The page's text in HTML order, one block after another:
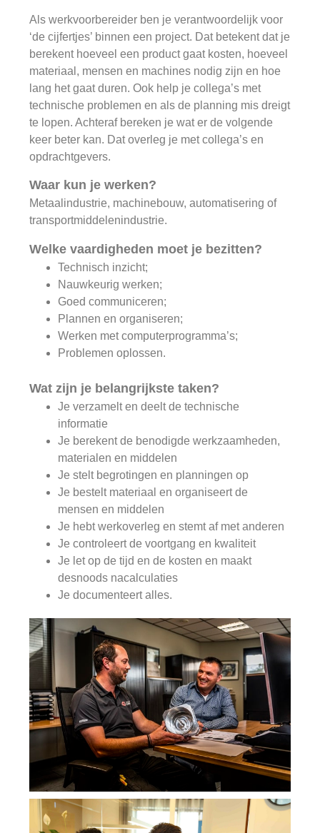
Als werkvoorbereider ben je verantwoordelijk voor
‘de cijfertjes’ binnen een project. Dat betekent dat je
berekent hoeveel een product gaat kosten, hoeveel
materiaal, mensen en machines nodig zijn en hoe
lang het gaat duren. Ook help je collega’s met
technische problemen en als de planning mis dreigt
te lopen. Achteraf bereken je wat er de volgende
keer beter kan. Dat overleg je met collega’s en
opdrachtgevers.
Waar kun je werken?
Metaalindustrie, machinebouw, automatisering of
transportmiddelenindustrie.
Welke vaardigheden moet je bezitten?
Technisch inzicht;
Nauwkeurig werken;
Goed communiceren;
Plannen en organiseren;
Werken met computerprogramma’s;
Problemen oplossen.
Wat zijn je belangrijkste taken?
Je verzamelt en deelt de technische
informatie
Je berekent de benodigde werkzaamheden,
materialen en middelen
Je stelt begrotingen en planningen op
Je bestelt materiaal en organiseert de
mensen en middelen
Je hebt werkoverleg en stemt af met anderen
Je controleert de voortgang en kwaliteit
Je let op de tijd en de kosten en maakt
desnoods nacalculaties
Je documenteert alles.